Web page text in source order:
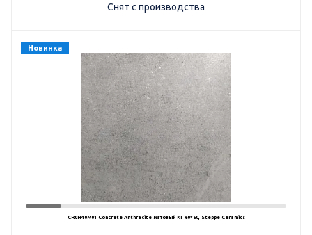
Снят с производства
Новинка
CR0H40M01 Concrete Anthracite матовый КГ 60*60, Steppe Ceramics